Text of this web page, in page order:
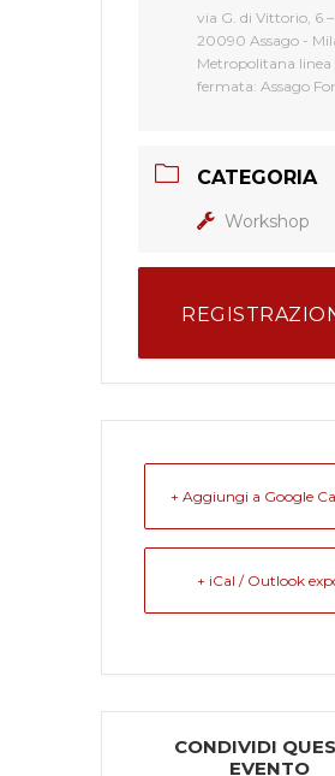
via G. di Vittorio, 6 –
20090 Assago -
Metropolitana linea
fermata: Assago
CATEGORIA
Workshop
+ Aggiungi a Google
+ iCal / Outlook
CONDIVIDI
EVENTO